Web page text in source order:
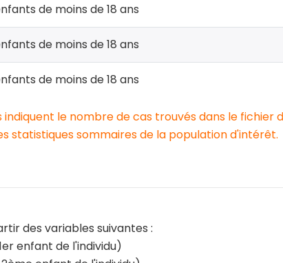
de moins de 18 ans
de moins de 18 ans
de moins de 18 ans
le nombre de cas trouvés dans le fichier
statistiques sommaires de la population d'intérêt.
des variables suivantes :
enfant de l'individu)